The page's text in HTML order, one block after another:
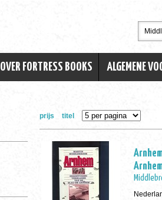
OVER FORTRESS BOOKS ALGEMENE
prijs titel